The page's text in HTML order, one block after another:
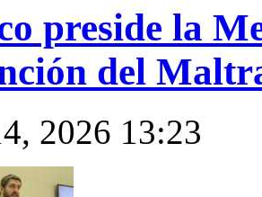
preside la
del
2026 13:23